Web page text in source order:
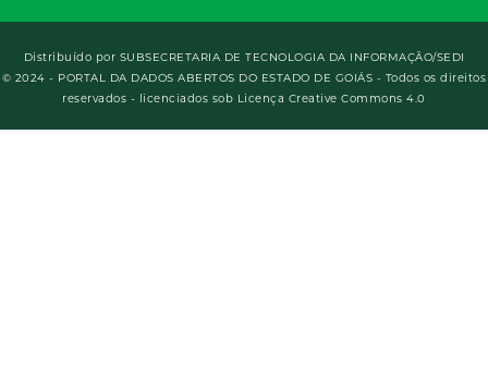
Distribuído por SUBSECRETARIA DE TECNOLOGIA DA INFORMAÇÃO/SEDI
© 2024 - PORTAL DA DADOS ABERTOS DO ESTADO DE GOIÁS - Todos os direitos
reservados - licenciados sob Licença Creative Commons 4.0